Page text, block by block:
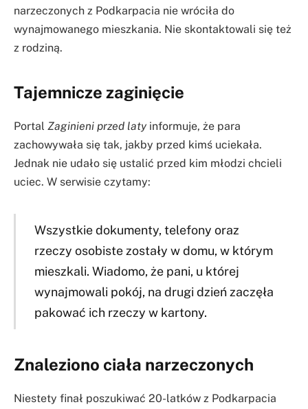
narzeczonych z Podkarpacia nie wróciła do
wynajmowanego mieszkania. Nie skontaktowali się też
z rodziną.
Tajemnicze zaginięcie
Portal Zaginieni przed laty informuje, że para
zachowywała się tak, jakby przed kimś uciekała.
Jednak nie udało się ustalić przed kim młodzi chcieli
uciec. W serwisie czytamy:
Wszystkie dokumenty, telefony oraz
rzeczy osobiste zostały w domu, w którym
mieszkali. Wiadomo, że pani, u której
wynajmowali pokój, na drugi dzień zaczęła
pakować ich rzeczy w kartony.
Znaleziono ciała narzeczonych
Niestety finał poszukiwać 20-latków z Podkarpacia